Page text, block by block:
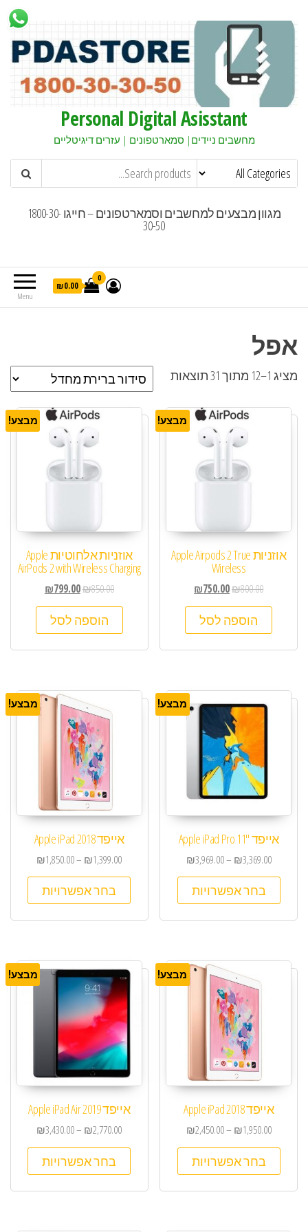
Personal Digital Asisstant
מחשבים ניידים| סמארטפונים | עזרים דיגיטליים
מגוון מבצעים למחשבים וסמארטפונים – חייגו 1800-30-
30-50
Menu
0
₪0.00
אפל
מציג 1–12 מתוך 31 תוצאות
מבצע!
אוזניות Apple Airpods 2 True
Wireless
₪800.00
₪750.00
הוספה לסל
מבצע!
אוזניות ‏אלחוטיות Apple
AirPods 2 with Wireless Charging
₪850.00
₪799.00
הוספה לסל
מבצע!
אייפד "Apple iPad Pro 11
₪3,369.00
–
₪3,969.00
בחר אפשרויות
מבצע!
אייפד Apple iPad 2018
₪1,399.00
–
₪1,850.00
בחר אפשרויות
מבצע!
אייפד Apple iPad 2018
₪1,950.00
–
₪2,450.00
בחר אפשרויות
מבצע!
אייפד Apple iPad Air 2019
₪2,770.00
–
₪3,430.00
בחר אפשרויות